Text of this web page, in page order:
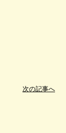
次の記事へ